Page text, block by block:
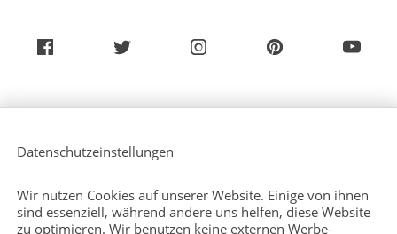
Datenschutzeinstellungen
Wir nutzen Cookies auf unserer Website. Einige von ihnen
sind essenziell, während andere uns helfen, diese Website
zu optimieren. Wir benutzen keine externen Werbe-
Sitemap